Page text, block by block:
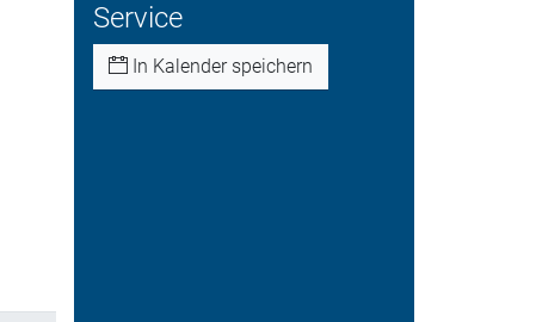
Service
In Kalender speichern